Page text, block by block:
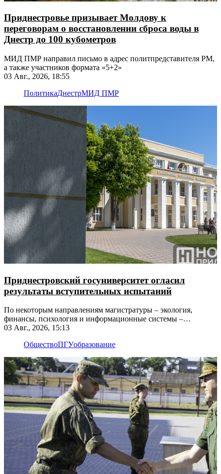
Приднестровье призывает Молдову к
переговорам о восстановлении сброса воды в
Днестр до 100 кубометров
МИД ПМР направил письмо в адрес политпредставителя РМ,
а также участников формата «5+2»
03 Авг., 2026, 18:55
ПолитикаДнестрМИД ПМР
Приднестровский госуниверситет огласил
результаты вступительных испытаний
По некоторым направлениям магистратуры – экология,
финансы, психология и информационные системы –
несколько абитуриентов набрали 100 баллов
03 Авг., 2026, 15:13
ОбществоПГУобразование